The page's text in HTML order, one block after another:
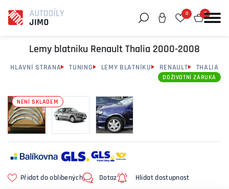
0 0
Lemy blatniku Renault Thalia 2000-2008
HLAVNÍ STRANA TUNING LEMY BLATNÍKU RENAULT THALIA
NENÍ SKLADEM
DOŽIVOTNÍ ZÁRUKA
Přidat do oblíbených Dotaz Hlídat dostupnost
Můžeme vám pomoci něco najít?